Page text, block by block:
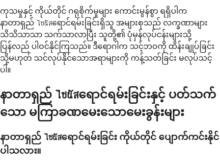
ကုသမှုနှင့် ကိုယ်တိုင် ဂရုစိုက်မှုများ ကောင်းမွန်စွာ ရရှိပါက
နာတာရှည် ไซนัสရောင်ရမ်းခြင်းရှိသူ အများစုသည် လက္ခဏာများ
သိသိသာသာ သက်သာလာပြီး သူတို့၏ ပုံမှန်လုပ်ငန်းများသို့
ပြန်လည် ပါဝင်နိုင်ကြသည်။ ဒီရောဂါက သင့်ဘဝကို ထိန်းချုပ်ခြင်း
သို့မဟုတ် သင်လုပ်နိုင်သောအရာများကို ကန့်သတ်ခြင်း မလုပ်သင့်
ပါ။
နာတာရှည် ไซนัสရောင်ရမ်းခြင်းနှင့် ပတ်သက်
သော မကြာခဏမေးသောမေးခွန်းများ
နာတာရှည် ไซนัสရောင်ရမ်းခြင်း ကိုယ်တိုင် ပျောက်ကင်းနိုင်
ပါသလား။